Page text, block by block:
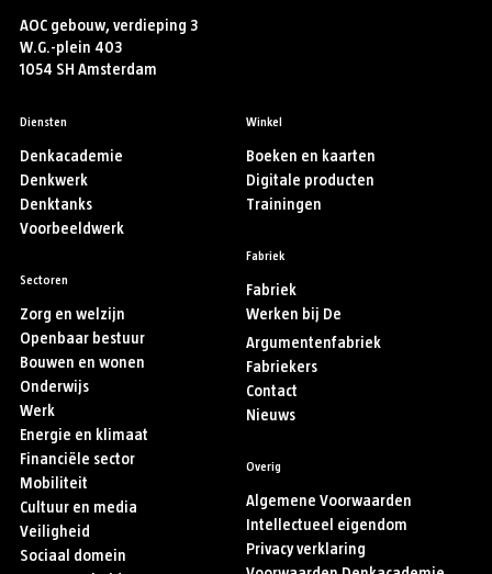
AOC gebouw, verdieping 3
W.G.-plein 403
1054 SH Amsterdam
Diensten
Denkacademie
Denkwerk
Denktanks
Voorbeeldwerk
Sectoren
Zorg en welzijn
Openbaar bestuur
Bouwen en wonen
Onderwijs
Werk
Energie en klimaat
Financiële sector
Mobiliteit
Cultuur en media
Veiligheid
Sociaal domein
Winkel
Boeken en kaarten
Digitale producten
Trainingen
Fabriek
Fabriek
Werken bij De
Argumentenfabriek
Fabriekers
Contact
Nieuws
Overig
Algemene Voorwaarden
Intellectueel eigendom
Privacy verklaring